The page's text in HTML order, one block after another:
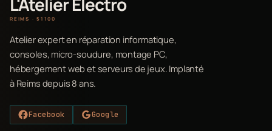
REIMS · 51100
Atelier expert en réparation informatique,
consoles, micro-soudure, montage PC,
hébergement web et serveurs de jeux. Implanté
à Reims depuis 8 ans.
Facebook Google